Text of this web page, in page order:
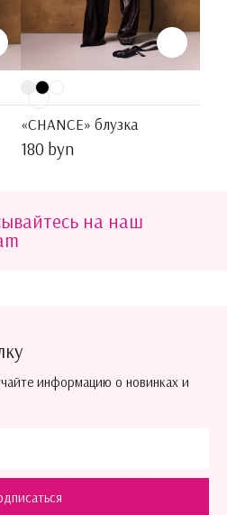
«CHANCE» блузка
180 byn
на наш
информацию о новинках и